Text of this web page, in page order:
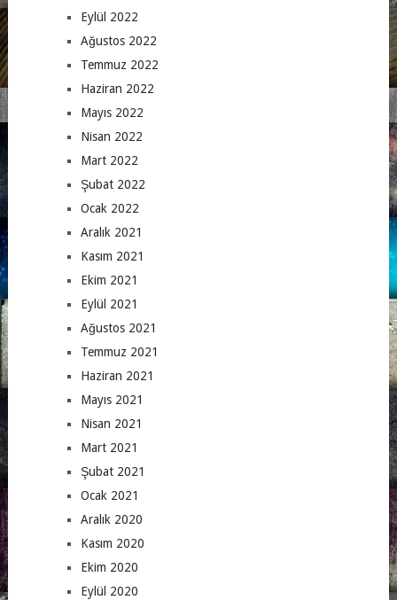
Eylül 2022
Ağustos 2022
Temmuz 2022
Haziran 2022
Mayıs 2022
Nisan 2022
Mart 2022
Şubat 2022
Ocak 2022
Aralık 2021
Kasım 2021
Ekim 2021
Eylül 2021
Ağustos 2021
Temmuz 2021
Haziran 2021
Mayıs 2021
Nisan 2021
Mart 2021
Şubat 2021
Ocak 2021
Aralık 2020
Kasım 2020
Ekim 2020
Eylül 2020